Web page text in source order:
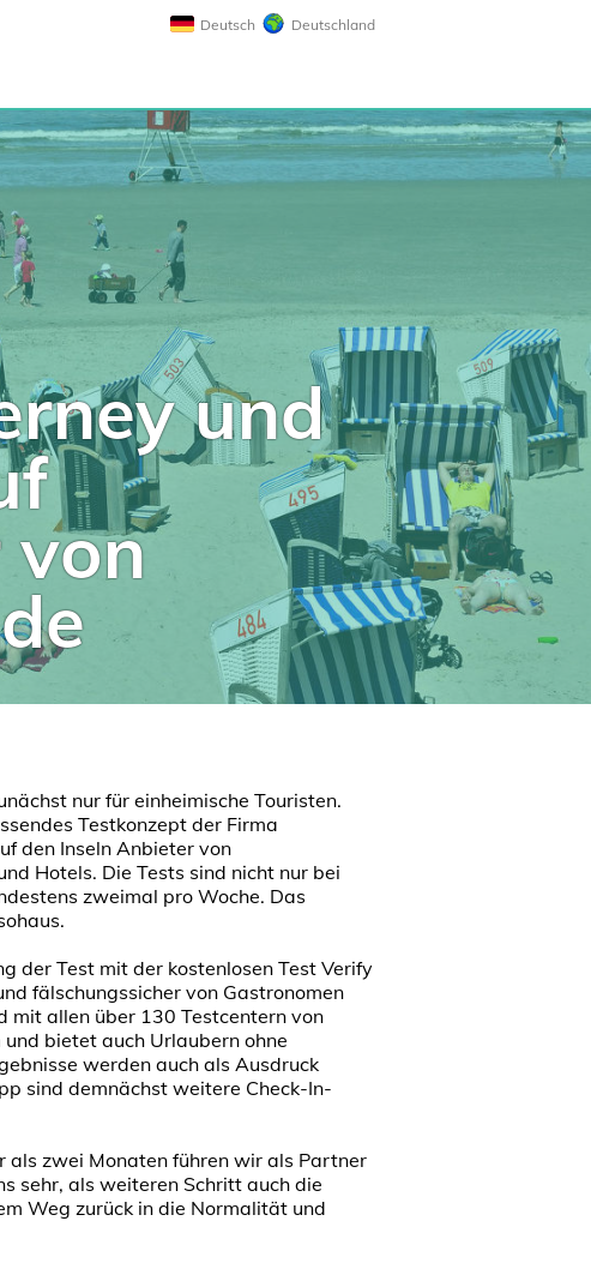
Deutsch Deutschland
und
nur für einheimische Touristen.
Testkonzept der Firma
den Inseln Anbieter von
Hotels. Die Tests sind nicht nur bei
zweimal pro Woche. Das
der Test mit der kostenlosen Test Verify
fälschungssicher von Gastronomen
allen über 130 Testcentern von
bietet auch Urlaubern ohne
werden auch als Ausdruck
sind demnächst weitere Check-In-
als zwei Monaten führen wir als Partner
sehr, als weiteren Schritt auch die
Weg zurück in die Normalität und